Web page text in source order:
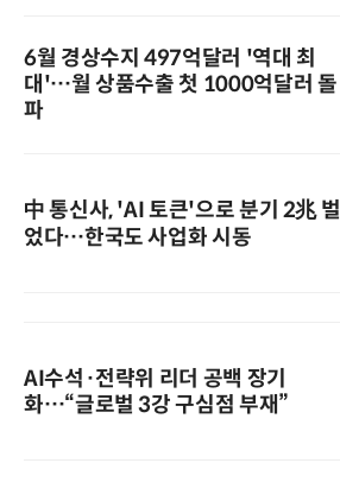
6월 경상수지 497억달러 '역대 최
대'…월 상품수출 첫 1000억달러 돌
파
中 통신사, 'AI 토큰'으로 분기 2兆 벌
었다…한국도 사업화 시동
AI수석·전략위 리더 공백 장기
화…“글로벌 3강 구심점 부재”